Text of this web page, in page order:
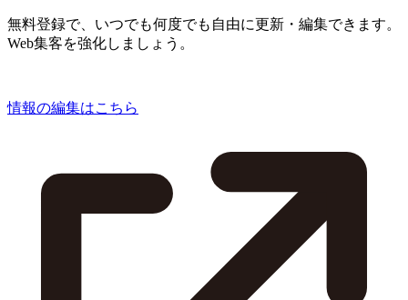
無料登録で、いつでも何度でも自由に更新・編集できます。
Web集客を強化しましょう。
情報の編集はこちら